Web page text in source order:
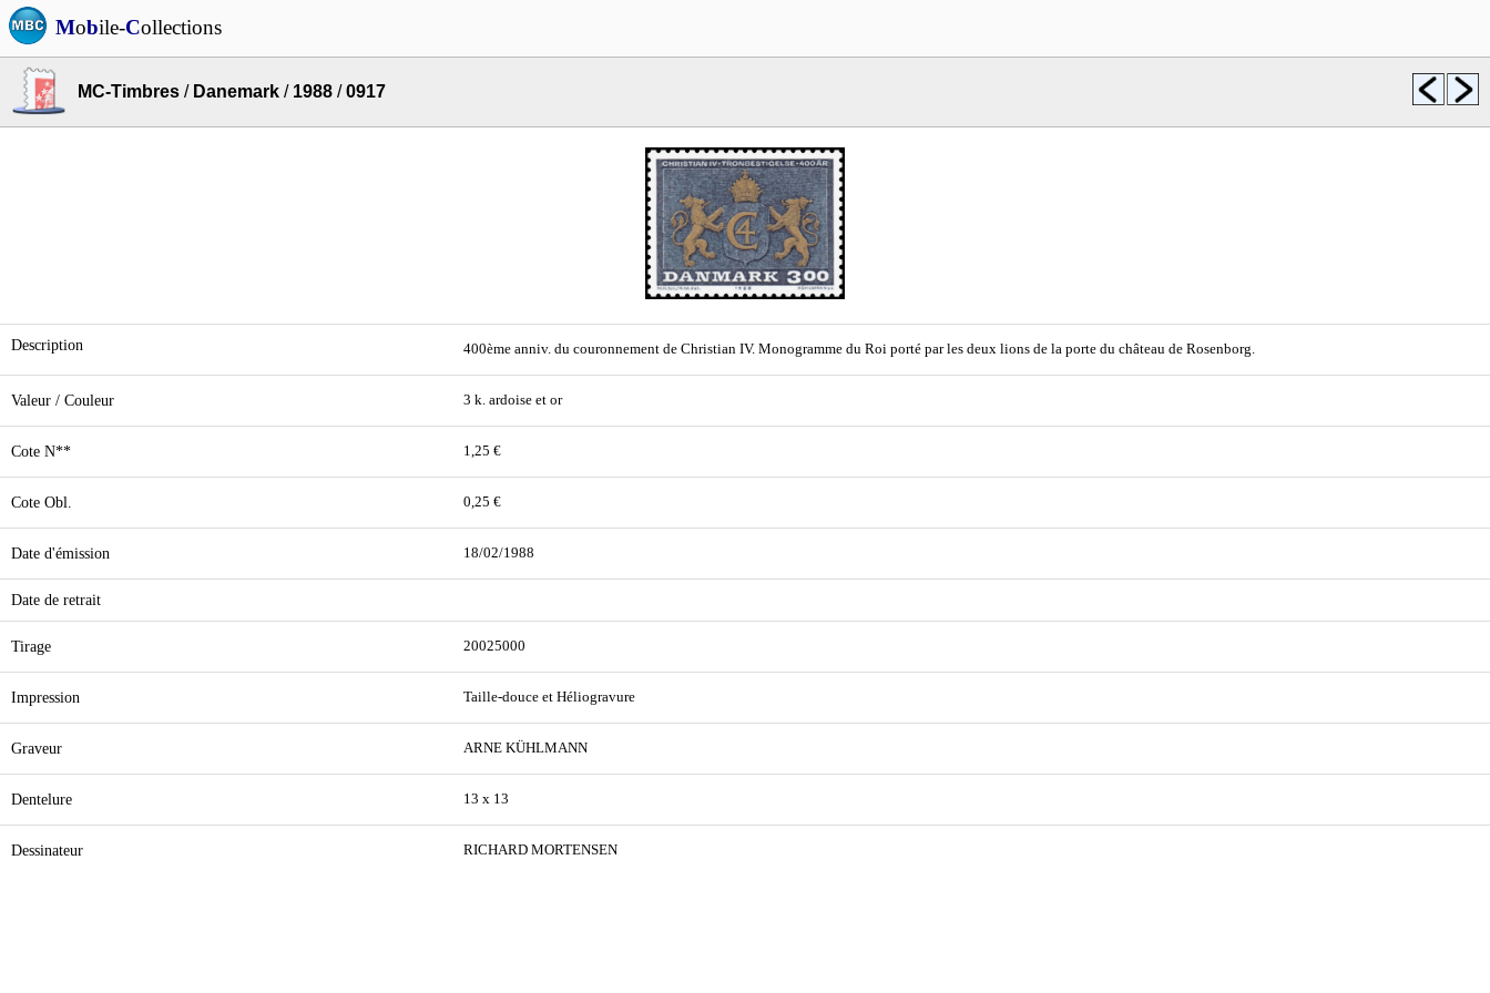
Mobile-Collections
MC-Timbres / Danemark / 1988 /0917
Description 400ème anniv. du couronnement de Christian IV. Monogramme du Roi porté par les deux lions de la porte du château de Rosenborg.
Valeur / Couleur 3 k. ardoise et or
Cote N** 1,25 €
Cote Obl. 0,25 €
Date d'émission 18/02/1988
Date de retrait
Tirage 20025000
Impression Taille-douce et Héliogravure
Graveur ARNE KÜHLMANN
Dentelure 13 x 13
Dessinateur RICHARD MORTENSEN